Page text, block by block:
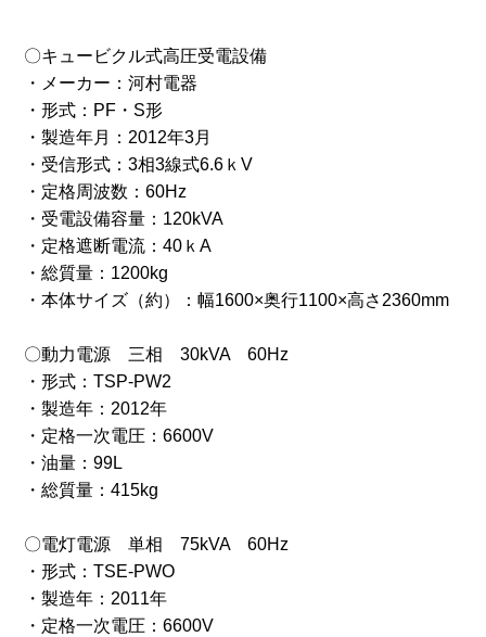
〇キュービクル式高圧受電設備
・メーカー：河村電器
・形式：PF・S形
・製造年月：2012年3月
・受信形式：3相3線式6.6ｋV
・定格周波数：60Hz
・受電設備容量：120kVA
・定格遮断電流：40ｋA
・総質量：1200kg
・本体サイズ（約）：幅1600×奥行1100×高さ2360mm
〇動力電源 三相 30kVA 60Hz
・形式：TSP-PW2
・製造年：2012年
・定格一次電圧：6600V
・油量：99L
・総質量：415kg
〇電灯電源 単相 75kVA 60Hz
・形式：TSE-PWO
・製造年：2011年
・定格一次電圧：6600V